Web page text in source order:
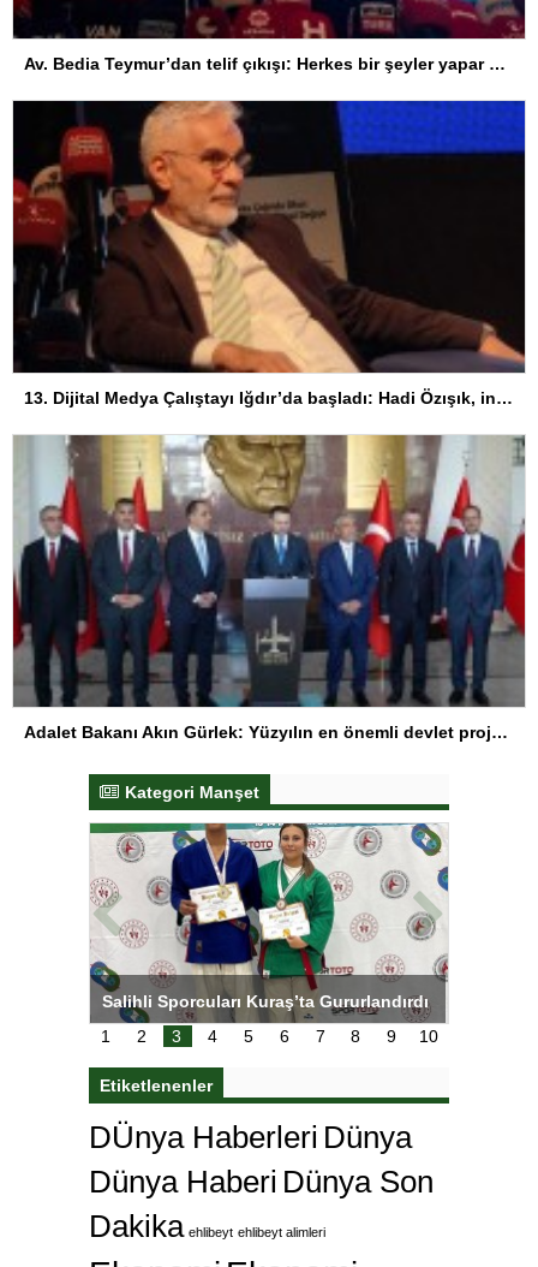
Av. Bedia Teymur’dan telif çıkışı: Herkes bir şeyler yapar ama herkes üretemez
13. Dijital Medya Çalıştayı Iğdır’da başladı: Hadi Özışık, internet yasasının perde arkasını anlattı
Adalet Bakanı Akın Gürlek: Yüzyılın en önemli devlet projesi
Kategori Manşet
Torreira gözyaşlarıyla veda etti: Seni
çok özleyeceğim
1 2 3 4 5 6 7 8 9 10
Etiketlenenler
DÜnya Haberleri Dünya
Dünya Haberi Dünya Son
Dakika ehlibeyt ehlibeyt alimleri